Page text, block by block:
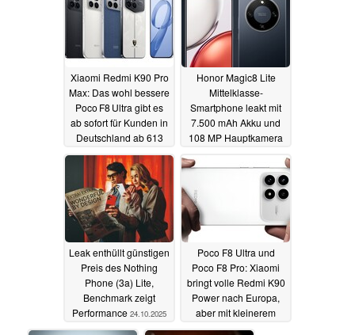
31.10.2025
Xiaomi Redmi K90 Pro
Max: Das wohl bessere
Poco F8 Ultra gibt es
ab sofort für Kunden in
Deutschland ab 613
Euro - im Import
25.10.2025
Honor Magic8 Lite
Mittelklasse-
Smartphone leakt mit
7.500 mAh Akku und
108 MP Hauptkamera
Leak enthüllt günstigen
Preis des Nothing
Phone (3a) Lite,
Benchmark zeigt
Performance 24.10.2025
Poco F8 Ultra und
Poco F8 Pro: Xiaomi
bringt volle Redmi K90
Power nach Europa,
aber mit kleinerem
Akku24.10.2025